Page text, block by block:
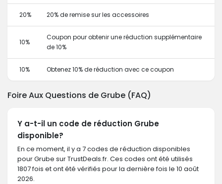
20% 20% de remise sur les accessoires
10%
Coupon pour obtenir une réduction supplémentaire
de 10%
10% Obtenez 10% de réduction avec ce coupon
Foire Aux Questions de Grube (FAQ)
Y a-t-il un code de réduction Grube
disponible?
En ce moment, il y a 7 codes de réduction disponibles
pour Grube sur TrustDeals.fr. Ces codes ont été utilisés
1807 fois et ont été vérifiés pour la dernière fois le 10 août
2026.